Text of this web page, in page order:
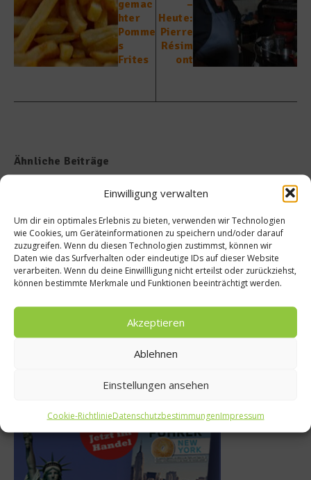
Einwilligung verwalten
Um dir ein optimales Erlebnis zu bieten, verwenden wir Technologien
wie Cookies, um Geräteinformationen zu speichern und/oder darauf
zuzugreifen. Wenn du diesen Technologien zustimmst, können wir
Daten wie das Surfverhalten oder eindeutige IDs auf dieser Website
verarbeiten. Wenn du deine Einwillligung nicht erteilst oder zurückziehst,
können bestimmte Merkmale und Funktionen beeinträchtigt werden.
Akzeptieren
Ablehnen
Einstellungen ansehen
Cookie-RichtlinieDatenschutzbestimmungenImpressum
gemac
hter
Pomme
s
Frites
–
Heute:
Pierre
Résim
ont
Ähnliche Beiträge
Pommes Frites in Brüssel –
Niveau
Rezept: Brüsseler Waffeln
17. Mai 2013